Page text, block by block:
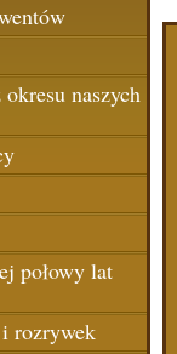
naszych
połowy lat
rozrywek